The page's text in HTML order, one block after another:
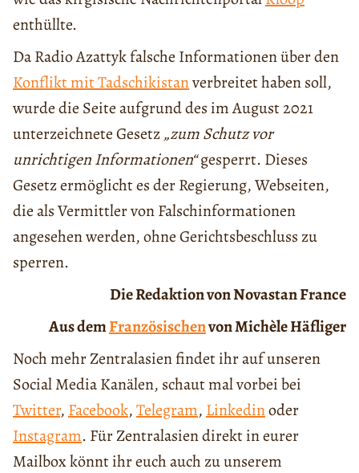
enthüllte.
Da Radio Azattyk falsche Informationen über den
Konflikt mit Tadschikistanverbreitet haben soll,
wurde die Seite aufgrund des im August 2021
unterzeichnete Gesetz„zum Schutz vor
unrichtigen Informationen“gesperrt. Dieses
Gesetz ermöglicht es der Regierung, Webseiten,
die als Vermittler von Falschinformationen
angesehen werden, ohne Gerichtsbeschluss zu
sperren.
Die Redaktion von Novastan France
Aus demFranzösischenvon Michèle Häfliger
Noch mehr Zentralasien findet ihr auf unseren
Social Media Kanälen, schaut mal vorbei bei
Twitter, Facebook,Telegram, Linkedinoder
Instagram. Für Zentralasien direkt in eurer
Mailbox könnt ihr euch auch zu unserem